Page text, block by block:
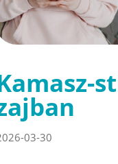
03-30